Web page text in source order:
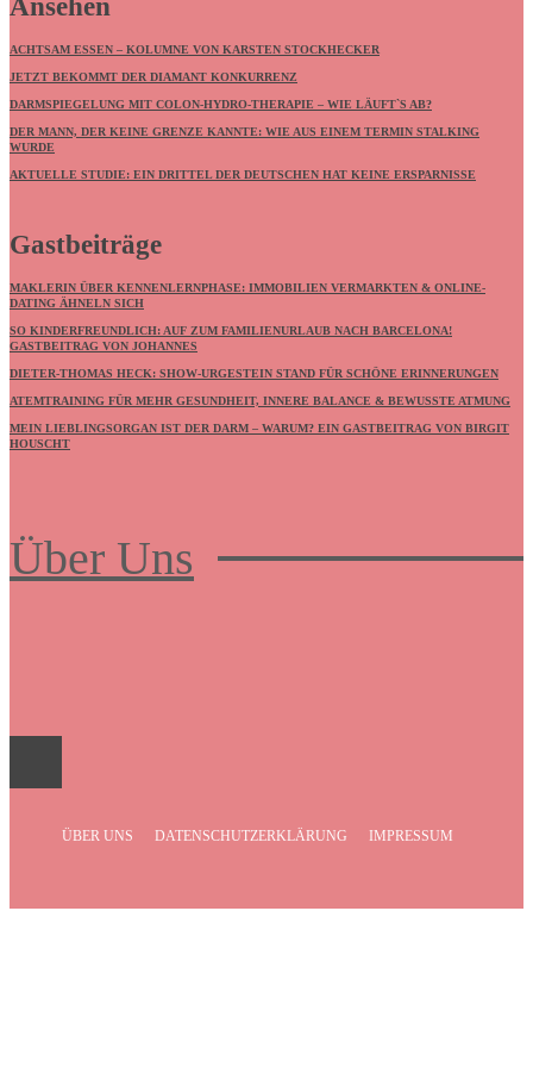
Ansehen
ACHTSAM ESSEN – KOLUMNE VON KARSTEN STOCKHECKER
JETZT BEKOMMT DER DIAMANT KONKURRENZ
DARMSPIEGELUNG MIT COLON-HYDRO-THERAPIE – WIE LÄUFT`S AB?
DER MANN, DER KEINE GRENZE KANNTE: WIE AUS EINEM TERMIN STALKING
WURDE
AKTUELLE STUDIE: EIN DRITTEL DER DEUTSCHEN HAT KEINE ERSPARNISSE
Gastbeiträge
MAKLERIN ÜBER KENNENLERNPHASE: IMMOBILIEN VERMARKTEN & ONLINE-
DATING ÄHNELN SICH
SO KINDERFREUNDLICH: AUF ZUM FAMILIENURLAUB NACH BARCELONA!
GASTBEITRAG VON JOHANNES
DIETER-THOMAS HECK: SHOW-URGESTEIN STAND FÜR SCHÖNE ERINNERUNGEN
ATEMTRAINING FÜR MEHR GESUNDHEIT, INNERE BALANCE & BEWUSSTE ATMUNG
MEIN LIEBLINGSORGAN IST DER DARM – WARUM? EIN GASTBEITRAG VON BIRGIT
HOUSCHT
Über Uns
ÜBER UNS DATENSCHUTZERKLÄRUNG IMPRESSUM